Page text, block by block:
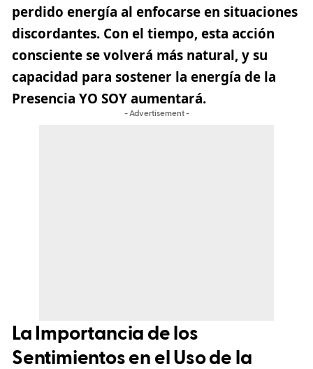
perdido energía al enfocarse en situaciones
discordantes. Con el tiempo, esta acción
consciente se volverá más natural, y su
capacidad para sostener la energía de la
Presencia YO SOY aumentará.
- Advertisement -
La Importancia de los
Sentimientos en el Uso de la